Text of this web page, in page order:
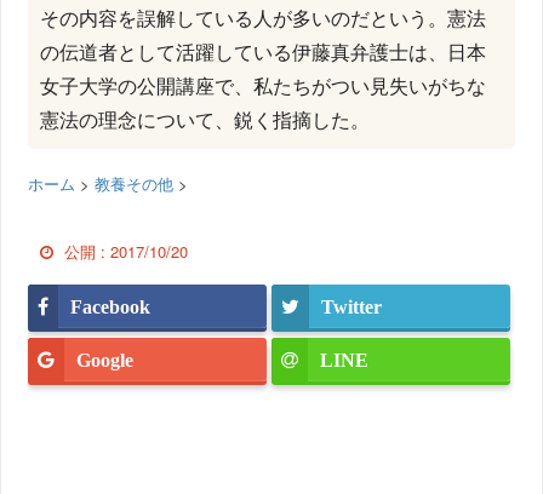
その内容を誤解している人が多いのだという。憲法
の伝道者として活躍している伊藤真弁護士は、日本
女子大学の公開講座で、私たちがつい見失いがちな
憲法の理念について、鋭く指摘した。
ホーム >教養その他 >
公開 :2017/10/20
Facebook Twitter
Google LINE